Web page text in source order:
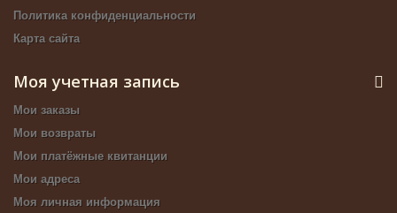
Политика конфиденциальности
Карта сайта
Моя учетная запись
Мои заказы
Мои возвраты
Мои платёжные квитанции
Мои адреса
Моя личная информация